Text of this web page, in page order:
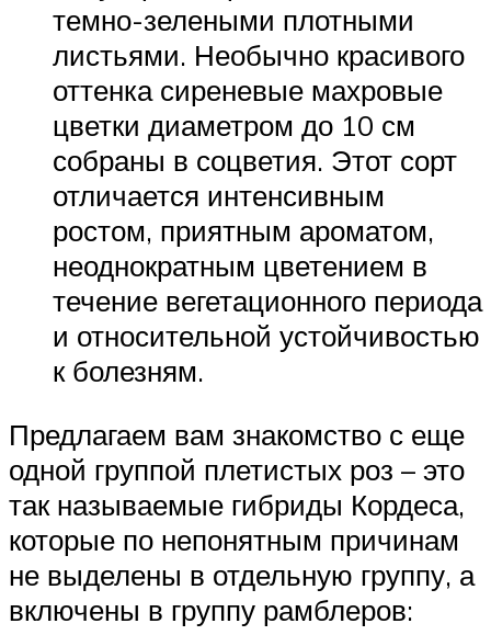
темно-зелеными плотными
листьями. Необычно красивого
оттенка сиреневые махровые
цветки диаметром до 10 см
собраны в соцветия. Этот сорт
отличается интенсивным
ростом, приятным ароматом,
неоднократным цветением в
течение вегетационного периода
и относительной устойчивостью
к болезням.
Предлагаем вам знакомство с еще
одной группой плетистых роз – это
так называемые гибриды Кордеса,
которые по непонятным причинам
не выделены в отдельную группу, а
включены в группу рамблеров: